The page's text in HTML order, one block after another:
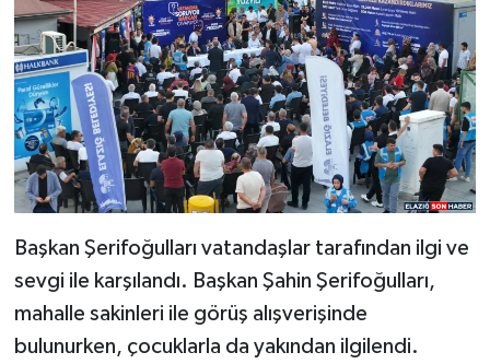
Başkan Şerifoğulları vatandaşlar tarafından ilgi ve
sevgi ile karşılandı. Başkan Şahin Şerifoğulları,
mahalle sakinleri ile görüş alışverişinde
bulunurken, çocuklarla da yakından ilgilendi.